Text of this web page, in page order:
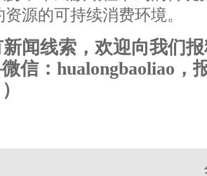
源的可持续消费环境。
新闻线索，欢迎向我们
信：hualongbaoliao，